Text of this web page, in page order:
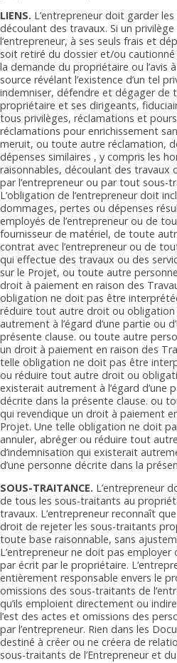
LIENS. L’entrepreneur doit garder
découlant des travaux. Si un
l’entrepreneur, à ses seuls frais et
soit retiré du dossier et/ou
la demande du propriétaire ou l’avis
source révélant l’existence d’un tel
indemniser, défendre et dégager de
propriétaire et ses dirigeants,
tous privilèges, réclamations et
réclamations pour enrichissement
meruit, ou toute autre réclamation,
dépenses similaires , y compris les
raisonnables, découlant des travaux
par l’entrepreneur ou par tout sous-
L’obligation de l’entrepreneur doit
dommages, pertes ou dépenses
employés de l’entrepreneur ou de
fournisseur de matériel, de toute
contrat avec l’entrepreneur ou de
qui effectue des travaux ou des
sur le Projet, ou toute autre
droit à paiement en raison des
obligation ne doit pas être
réduire tout autre droit ou obligation
autrement à l’égard d’une partie ou
présente clause. ou toute autre
un droit à paiement en raison des
telle obligation ne doit pas être
ou réduire tout autre droit ou
existerait autrement à l’égard d’une
décrite dans la présente clause. ou
qui revendique un droit à paiement
Projet. Une telle obligation ne doit
annuler, abréger ou réduire tout
d’indemnisation qui existerait
d’une personne décrite dans la
SOUS-TRAITANCE. L’entrepreneur
de tous les sous-traitants au
travaux. L’entrepreneur reconnaît
droit de rejeter les sous-traitants
toute base raisonnable, sans
L’entrepreneur ne doit pas
par écrit par le propriétaire.
entièrement responsable envers le
omissions des sous-traitants de
qu’ils emploient directement ou
l’est des actes et omissions des
par l’entrepreneur. Rien dans les
destiné à créer ou ne créera de
sous-traitants de l’Entrepreneur et